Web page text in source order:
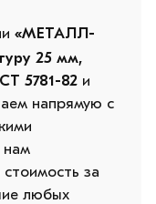
«МЕТАЛЛ-
25 мм,
5781-82 и
напрямую с
нам
за
любых